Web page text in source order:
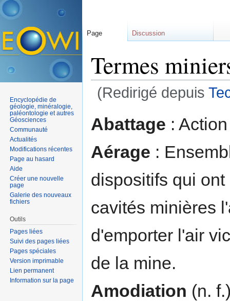
Termes
(Redirigé depuis
Abattage :
Aérage :
dispositifs qui
cavités minières
d'emporter l'air
de la mine.
Amodiation (n.
Page Discussion
Encyclopédie de
géologie, minéralogie,
paléontologie et autres
Géosciences
Communauté
Actualités
Modifications récentes
Page au hasard
Aide
Créer une nouvelle
page
Galerie des nouveaux
fichiers
Outils
Pages liées
Suivi des pages liées
Pages spéciales
Version imprimable
Lien permanent
Information sur la page